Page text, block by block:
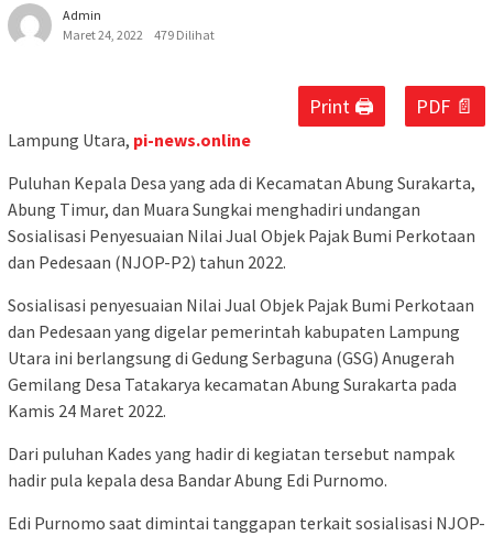
Admin
Maret 24, 2022
479 Dilihat
Print 🖨 PDF 📄
Lampung Utara, pi-news.online
Puluhan Kepala Desa yang ada di Kecamatan Abung Surakarta,
Abung Timur, dan Muara Sungkai menghadiri undangan
Sosialisasi Penyesuaian Nilai Jual Objek Pajak Bumi Perkotaan
dan Pedesaan (NJOP-P2) tahun 2022.
Sosialisasi penyesuaian Nilai Jual Objek Pajak Bumi Perkotaan
dan Pedesaan yang digelar pemerintah kabupaten Lampung
Utara ini berlangsung di Gedung Serbaguna (GSG) Anugerah
Gemilang Desa Tatakarya kecamatan Abung Surakarta pada
Kamis 24 Maret 2022.
Dari puluhan Kades yang hadir di kegiatan tersebut nampak
hadir pula kepala desa Bandar Abung Edi Purnomo.
Edi Purnomo saat dimintai tanggapan terkait sosialisasi NJOP-